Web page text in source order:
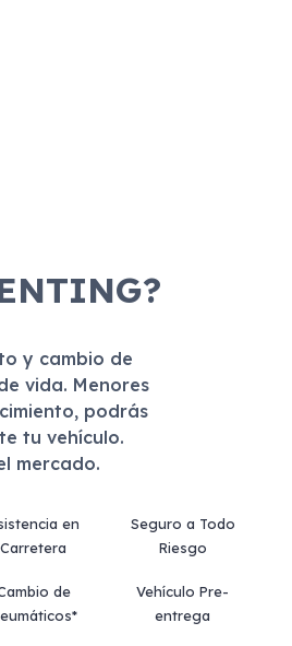
y cambio de
vida. Menores
podrás
tu vehículo.
mercado.
en
Carretera
Seguro a Todo
Riesgo
de
Vehículo Pre-
entrega